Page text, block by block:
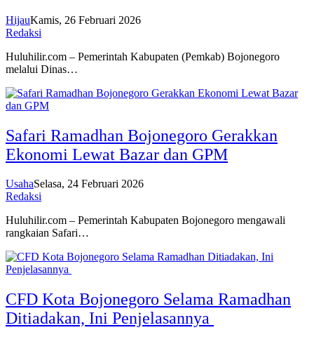
HijauKamis, 26 Februari 2026
Redaksi
Huluhilir.com – Pemerintah Kabupaten (Pemkab) Bojonegoro
melalui Dinas…
Safari Ramadhan Bojonegoro Gerakkan
Ekonomi Lewat Bazar dan GPM
UsahaSelasa, 24 Februari 2026
Redaksi
Huluhilir.com – Pemerintah Kabupaten Bojonegoro mengawali
rangkaian Safari…
CFD Kota Bojonegoro Selama Ramadhan
Ditiadakan, Ini Penjelasannya